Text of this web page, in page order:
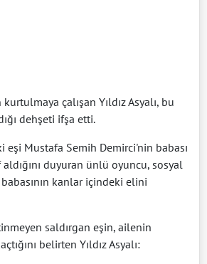
çalışan Yıldız Asyalı, bu
dehşeti ifşa etti.
eşi Mustafa Semih Demirci'nin babası
aldığını duyuran ünlü oyuncu, sosyal
kanlar içindeki elini
saldırgan eşin, ailenin
belirten Yıldız Asyalı: